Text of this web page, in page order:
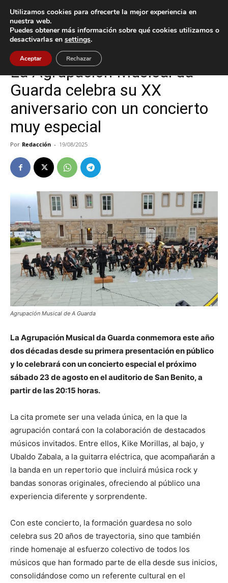
Inicio A Guarda
A Guarda Cultura / Ocio
La Agrupación Musical da
Guarda celebra su XX
aniversario con un concierto
muy especial
Por Redacción - 19/08/2025
Agrupación Musical de A Guarda
La Agrupación Musical da Guarda conmemora este año
dos décadas desde su primera presentación en público
y lo celebrará con un concierto especial el próximo
sábado 23 de agosto en el auditorio de San Benito, a
partir de las 20:15 horas.
La cita promete ser una velada única, en la que la
agrupación contará con la colaboración de destacados
músicos invitados. Entre ellos, Kike Morillas, al bajo, y
Ubaldo Zabala, a la guitarra eléctrica, que acompañarán a
la banda en un repertorio que incluirá música rock y
bandas sonoras originales, ofreciendo al público una
experiencia diferente y sorprendente.
Con este concierto, la formación guardesa no solo
celebra sus 20 años de trayectoria, sino que también
rinde homenaje al esfuerzo colectivo de todos los
músicos que han formado parte de ella desde sus inicios,
consolidándose como un referente cultural en el
Utilizamos cookies para ofrecerte la mejor experiencia en
nuestra web.
Puedes obtener más información sobre qué cookies utilizamos o
desactivarlas en settings.
Aceptar Rechazar